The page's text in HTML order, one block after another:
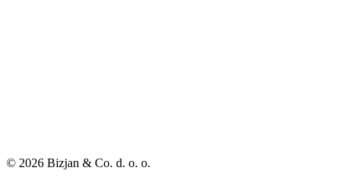
© 2026 Bizjan & Co. d. o. o.